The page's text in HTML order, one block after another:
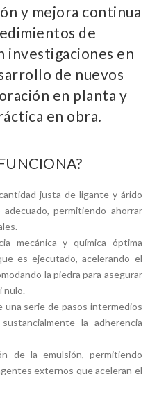
y mejora continua
de
investigaciones en
de nuevos
en planta y
en obra.
justa de ligante y árido
permitiendo ahorrar
mecánica y química óptima
es ejecutado, acelerando el
la piedra para asegurar
nulo.
una serie de pasos intermedios
la adherencia
de la emulsión, permitiendo
externos que aceleran el